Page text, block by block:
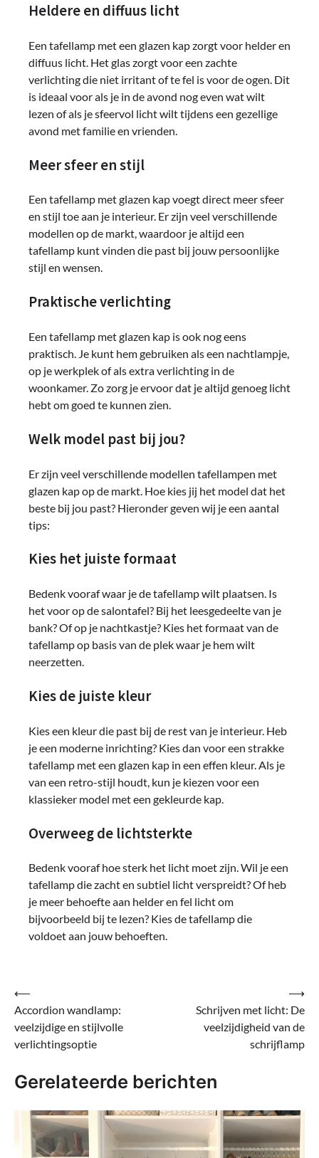
Heldere en diffuus licht
Een tafellamp met een glazen kap zorgt voor helder en
diffuus licht. Het glas zorgt voor een zachte
verlichting die niet irritant of te fel is voor de ogen. Dit
is ideaal voor als je in de avond nog even wat wilt
lezen of als je sfeervol licht wilt tijdens een gezellige
avond met familie en vrienden.
Meer sfeer en stijl
Een tafellamp met glazen kap voegt direct meer sfeer
en stijl toe aan je interieur. Er zijn veel verschillende
modellen op de markt, waardoor je altijd een
tafellamp kunt vinden die past bij jouw persoonlijke
stijl en wensen.
Praktische verlichting
Een tafellamp met glazen kap is ook nog eens
praktisch. Je kunt hem gebruiken als een nachtlampje,
op je werkplek of als extra verlichting in de
woonkamer. Zo zorg je ervoor dat je altijd genoeg licht
hebt om goed te kunnen zien.
Welk model past bij jou?
Er zijn veel verschillende modellen tafellampen met
glazen kap op de markt. Hoe kies jij het model dat het
beste bij jou past? Hieronder geven wij je een aantal
tips:
Kies het juiste formaat
Bedenk vooraf waar je de tafellamp wilt plaatsen. Is
het voor op de salontafel? Bij het leesgedeelte van je
bank? Of op je nachtkastje? Kies het formaat van de
tafellamp op basis van de plek waar je hem wilt
neerzetten.
Kies de juiste kleur
Kies een kleur die past bij de rest van je interieur. Heb
je een moderne inrichting? Kies dan voor een strakke
tafellamp met een glazen kap in een effen kleur. Als je
van een retro-stijl houdt, kun je kiezen voor een
klassieker model met een gekleurde kap.
Overweeg de lichtsterkte
Bedenk vooraf hoe sterk het licht moet zijn. Wil je een
tafellamp die zacht en subtiel licht verspreidt? Of heb
je meer behoefte aan helder en fel licht om
bijvoorbeeld bij te lezen? Kies de tafellamp die
voldoet aan jouw behoeften.
Bericht
navigatie
⟵
Accordion wandlamp:
veelzijdige en stijlvolle
verlichtingsoptie
Schrijven met licht: De
veelzijdigheid van de
schrijflamp
⟶
Gerelateerde berichten